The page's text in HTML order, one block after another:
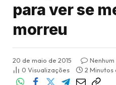
para ver se
morreu
20 de maio de 2015
0 Visualizações 2 Minutos